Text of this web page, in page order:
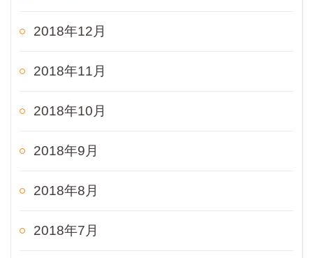
2018年12月
2018年11月
2018年10月
2018年9月
2018年8月
2018年7月